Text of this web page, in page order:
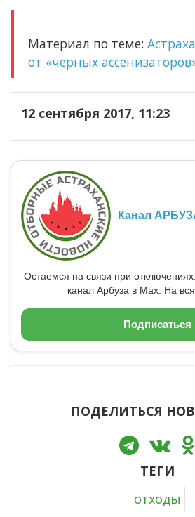
Материал по теме:
от «черных
12 сентября 2017, 11:23
Канал
Остаемся на связи при
канал Арбуза в Max. На
Подписаться
ПОДЕЛИТЬСЯ
ТЕГИ
отходы